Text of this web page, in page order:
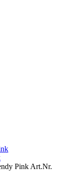
Pink Art.Nr.